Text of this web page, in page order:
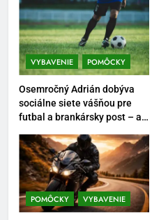
VYBAVENIE POMÔCKY
Osemročný Adrián dobýva
sociálne siete vášňou pre
futbal a brankársky post – aj
POMÔCKY VYBAVENIE
6
Ako
7
8